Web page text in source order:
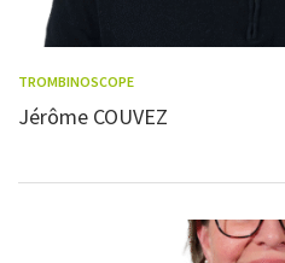
TROMBINOSCOPE
Jérôme COUVEZ